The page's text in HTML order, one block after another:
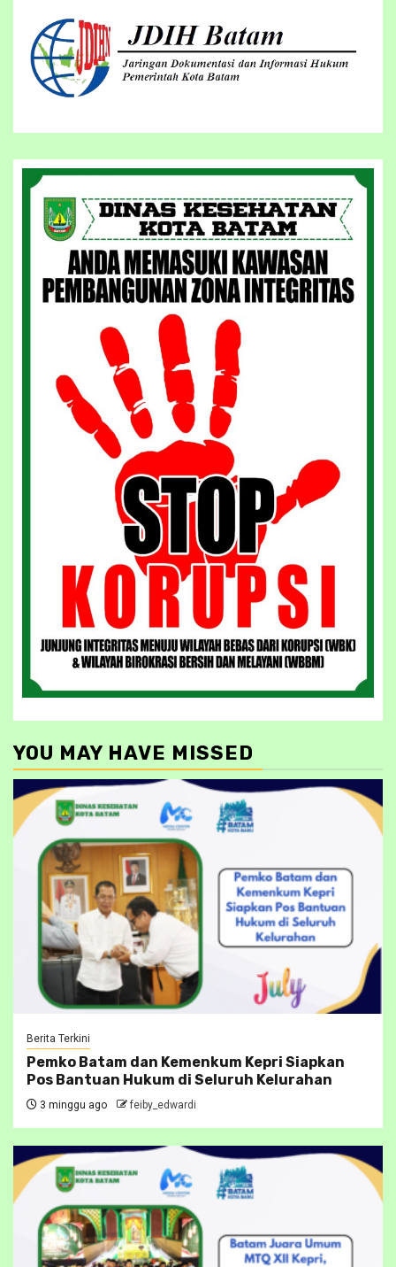
YOU MAY HAVE MISSED
Berita Terkini
Pemko Batam dan Kemenkum Kepri Siapkan
Pos Bantuan Hukum di Seluruh Kelurahan
3 minggu ago feiby_edwardi